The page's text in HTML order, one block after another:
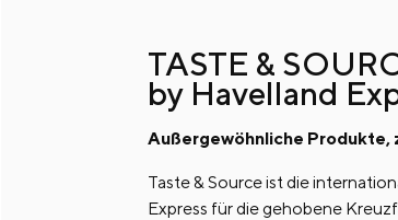
TASTE &
by Havelland
Außergewöhnliche Produkte,
Taste & Source ist die
Express für die gehobene